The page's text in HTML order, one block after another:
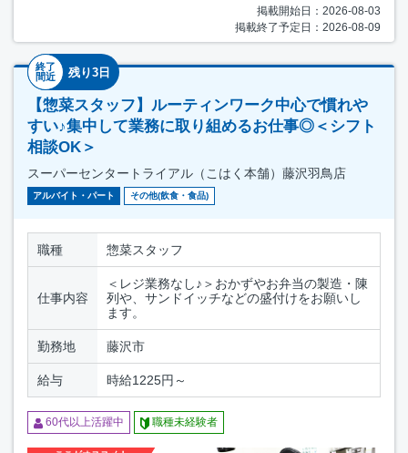
掲載開始日：2026-08-03
掲載終了予定日：2026-08-09
終了
間近
残り3日
【惣菜スタッフ】ルーティンワーク中心で慣れや
すい♪集中して業務に取り組めるお仕事◎＜シフト
相談OK＞
スーパーセンタートライアル（こはく本舗）藤沢羽鳥店
アルバイト・パート その他(飲食・食品)
職種 惣菜スタッフ
仕事内容
＜レジ業務なし♪＞おかずやお弁当の製造・陳
列や、サンドイッチなどの盛付けをお願いし
ます。
勤務地 藤沢市
給与 時給1225円～
60代以上活躍中 職種未経験者